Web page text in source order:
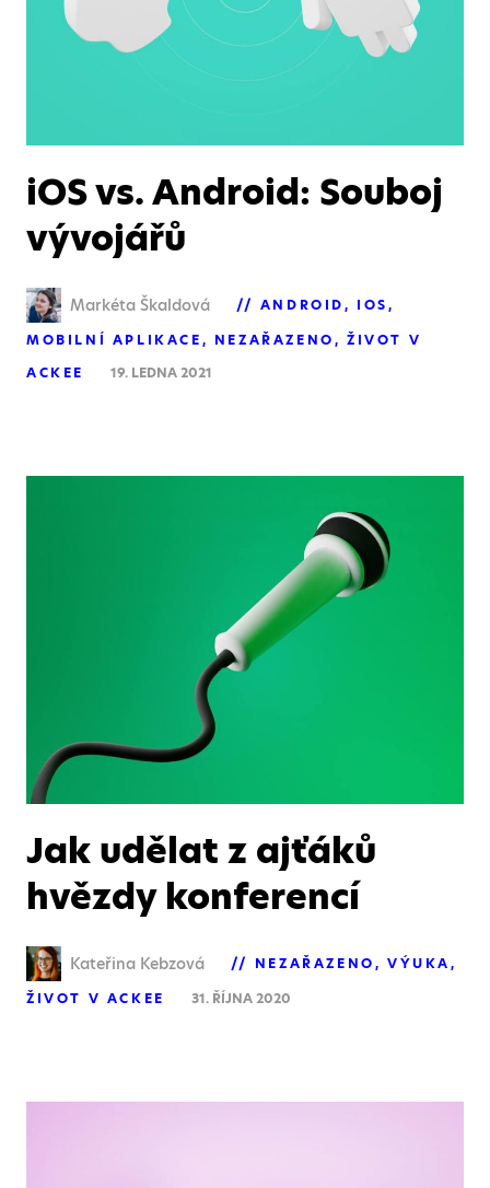
iOS vs. Android: Souboj
vývojářů
Markéta Škaldová ANDROID
IOS
MOBILNÍ APLIKACE
NEZAŘAZENO
ŽIVOT V
ACKEE
19. LEDNA 2021
Jak udělat z ajťáků
hvězdy konferencí
Kateřina Kebzová NEZAŘAZENO
VÝUKA
ŽIVOT V ACKEE
31. ŘÍJNA 2020